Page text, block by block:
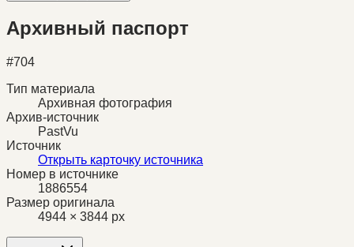
Архивный паспорт
#704
Тип материала
Архивная фотография
Архив-источник
PastVu
Источник
Открыть карточку источника
Номер в источнике
1886554
Размер оригинала
4944 × 3844 px